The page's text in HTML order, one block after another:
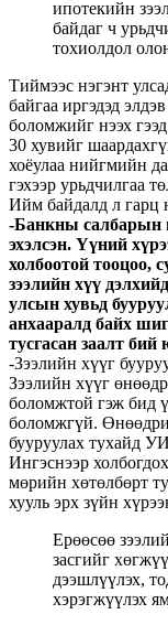
ипотекийн
байдаг ч
тохиолдол
Тиймээс нэгэнт
байгаа иргэдэд
боломжийг нээх
30 хувийг
хоёулаа нийгмийн
гэхээр урьдчилгаа
Ийм байдалд л гарц
-Банкны салбарын
эхэлсэн. Үүний
холбоотой тооцоо,
зээлийн хүү
улсын хувьд
анхааралд байх
тусгасан заалт бий
-Зээлийн хүүг
Зээлийн хүүг
боломжтой гэж бид
боломжгүй.
бууруулах тухайд
Ингэснээр
мөрийн хөтөлбөрт
хууль эрх зүйн
Ерөөсөө
засгийг
дээшлүүлэх,
хэрэгжүүлэх